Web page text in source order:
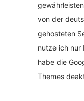
von der
gehosteten
nutze ich nur
habe die
Themes